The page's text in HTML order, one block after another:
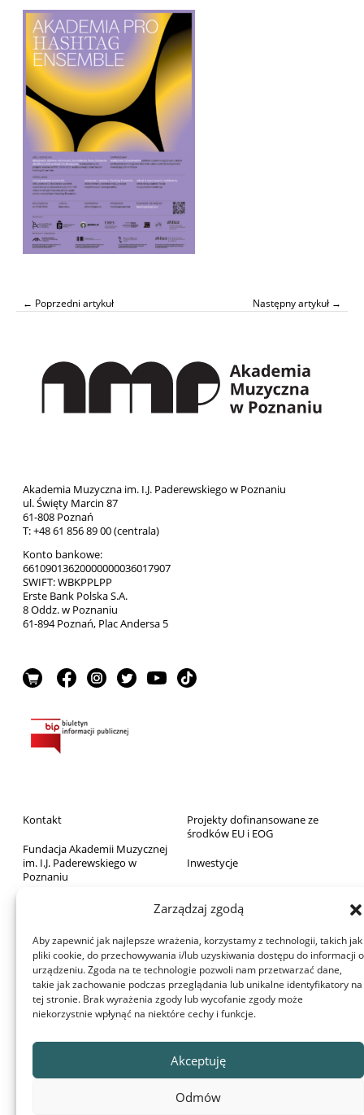
Zarządzaj zgodą
Aby zapewnić jak najlepsze wrażenia, korzystamy z technologii, takich jak
pliki cookie, do przechowywania i/lub uzyskiwania dostępu do informacji o
urządzeniu. Zgoda na te technologie pozwoli nam przetwarzać dane,
takie jak zachowanie podczas przeglądania lub unikalne identyfikatory na
tej stronie. Brak wyrażenia zgody lub wycofanie zgody może
niekorzystnie wpłynąć na niektóre cechy i funkcje.
Akceptuję
Odmów
← Poprzedni artykuł Następny artykuł →
Akademia Muzyczna im. I.J. Paderewskiego w Poznaniu
ul. Święty Marcin 87
61-808 Poznań
T: +48 61 856 89 00 (centrala)
Konto bankowe:
66109013620000000036017907
SWIFT: WBKPPLPP
Erste Bank Polska S.A.
8 Oddz. w Poznaniu
61-894 Poznań, Plac Andersa 5
Kontakt
Fundacja Akademii Muzycznej
im. I.J. Paderewskiego w
Poznaniu
Wydawnictwo
Archiwum Akademii
Dom Studenta
Projekty dofinansowane z
Projekty dofinansowane ze
środków EU i EOG
Inwestycje
Zamówienia publiczne
RODO
Deklaracja dostępności
Aula Nova
© 2022 Akademia Muzyczna im. Ignacego Jana Paderewskiego w
Poznaniu
na używanie plików cookie, zgodnie z aktualnymi ustawieniami